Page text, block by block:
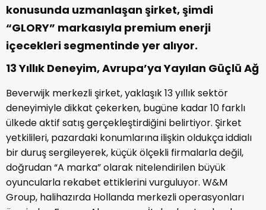
konusunda uzmanlaşan şirket, şimdi
“GLORY” markasıyla premium enerji
içecekleri segmentinde yer alıyor.
13 Yıllık Deneyim, Avrupa’ya Yayılan Güçlü Ağ
Beverwijk merkezli şirket, yaklaşık 13 yıllık sektör
deneyimiyle dikkat çekerken, bugüne kadar 10 farklı
ülkede aktif satış gerçekleştirdiğini belirtiyor. Şirket
yetkilileri, pazardaki konumlarına ilişkin oldukça iddialı
bir duruş sergileyerek, küçük ölçekli firmalarla değil,
doğrudan “A marka” olarak nitelendirilen büyük
oyuncularla rekabet ettiklerini vurguluyor. W&M
Group, halihazırda Hollanda merkezli operasyonları